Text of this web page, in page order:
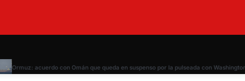
Ormuz: acuerdo con Omán que queda en suspenso por la pulseada con Washington